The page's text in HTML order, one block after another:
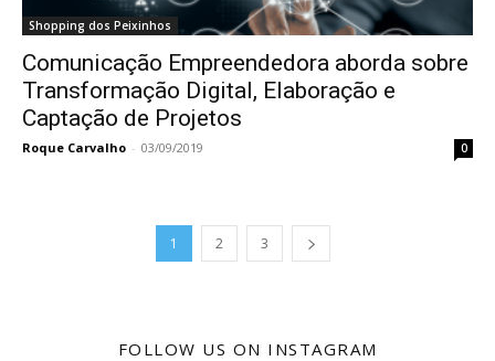
Shopping dos Peixinhos
Comunicação Empreendedora aborda sobre
Transformação Digital, Elaboração e
Captação de Projetos
Roque Carvalho - 03/09/2019 0
1 2 3
FOLLOW US ON INSTAGRAM